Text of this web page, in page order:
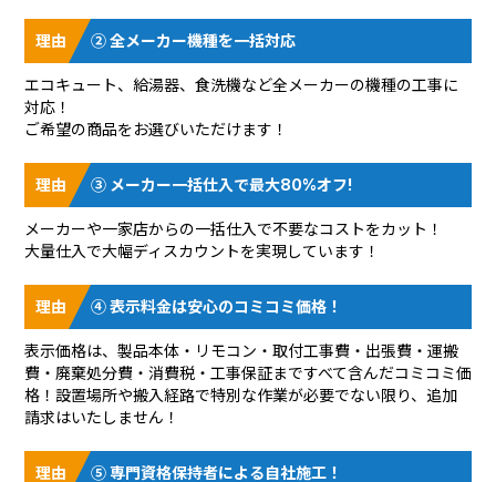
② 全メーカー機種を一括対応
エコキュート、給湯器、食洗機など全メーカーの機種の工事に
対応！
ご希望の商品をお選びいただけます！
③ メーカー一括仕入で最大80%オフ!
メーカーや一家店からの一括仕入で不要なコストをカット！
大量仕入で大幅ディスカウントを実現しています！
④ 表示料金は安心のコミコミ価格！
表示価格は、製品本体・リモコン・取付工事費・出張費・運搬
費・廃棄処分費・消費税・工事保証まですべて含んだコミコミ価
格！設置場所や搬入経路で特別な作業が必要でない限り、追加
請求はいたしません！
⑤ 専門資格保持者による自社施工！